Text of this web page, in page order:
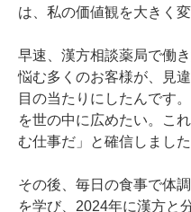
は、私の価値観を大きく変
早速、漢方相談薬局で働
悩む多くのお客様が、見
目の当たりにしたんです
を世の中に広めたい。こ
む仕事だ」と確信しました
その後、毎日の食事で体
を学び、2024年に漢方と